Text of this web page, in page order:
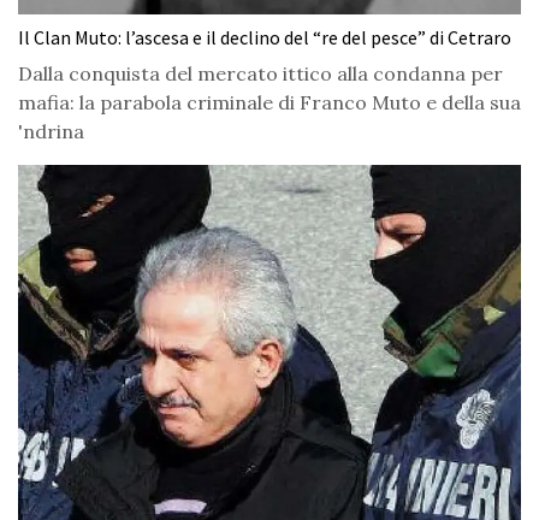
Il Clan Muto: l’ascesa e il declino del “re del pesce” di Cetraro
Dalla conquista del mercato ittico alla condanna per
mafia: la parabola criminale di Franco Muto e della sua
'ndrina